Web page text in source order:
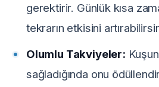
gerektirir. Günlük kısa
tekrarın etkisini
Olumlu Takviyeler:
sağladığında onu